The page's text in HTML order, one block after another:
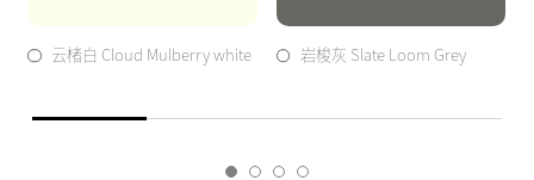
云楮白 Cloud Mulberry white 岩梭灰 Slate Loom Grey